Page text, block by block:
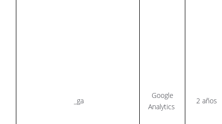
_ga
Google
Analytics
2 años